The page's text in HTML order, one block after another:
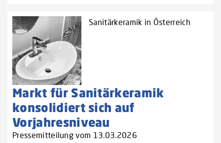
Sanitärkeramik in Österreich
Markt für Sanitärkeramik
konsolidiert sich auf
Vorjahresniveau
Pressemitteilung vom 13.03.2026